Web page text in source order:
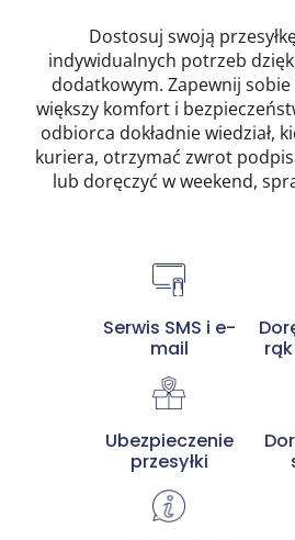
Dostosuj swoją
indywidualnych potrzeb
dodatkowym. Zapewnij
większy komfort i
odbiorca dokładnie wiedział,
kuriera, otrzymać zwrot
lub doręczyć w weekend,
Serwis SMS i e-
mail
Ubezpieczenie
przesyłki